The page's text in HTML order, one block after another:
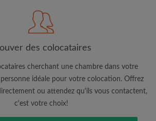
CRÉER PROFIL
e-mail
des colocataires
cherchant une chambre dans votre
idéale pour votre colocation. Offrez
ou attendez qu'ils vous contactent,
c'est votre choix!